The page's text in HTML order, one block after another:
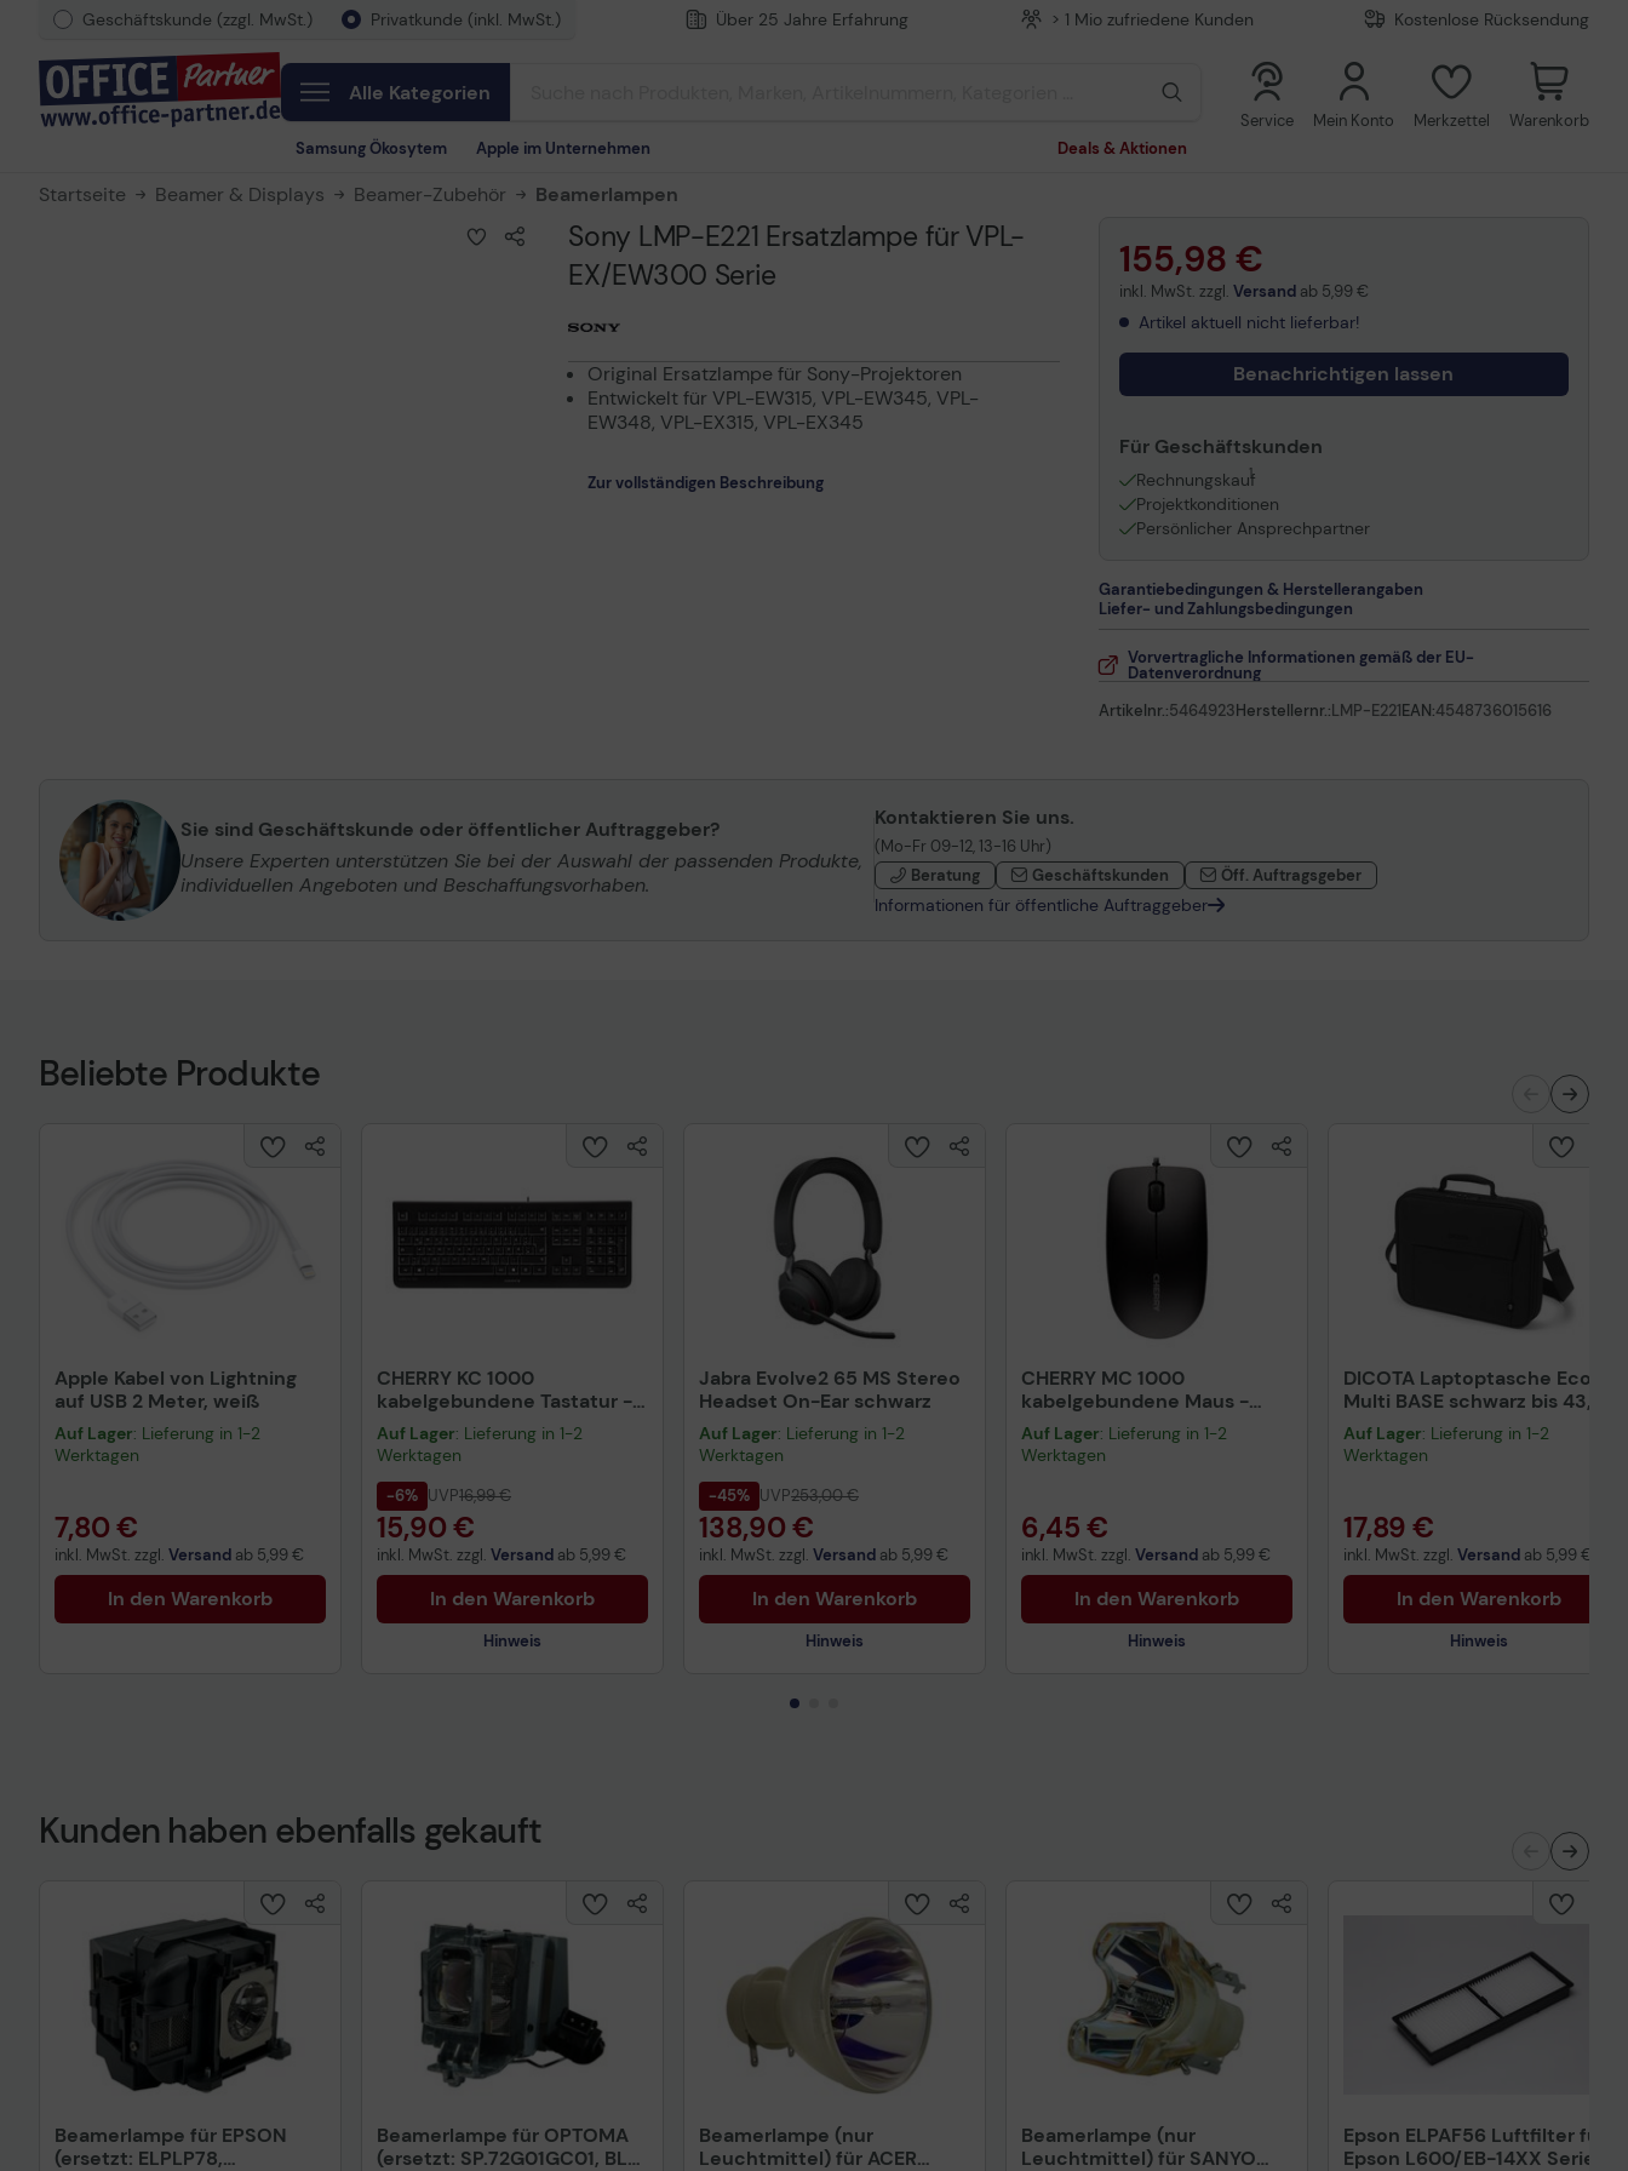
Geschäftskunde (zzgl. MwSt.) Privatkunde (inkl. MwSt.) Über 25 Jahre Erfahrung > 1 Mio zufriedene Kunden Kostenlose Rücksendung
Alle Kategorien
Samsung Ökosytem Apple im Unternehmen Deals & Aktionen
Service Mein Konto Merkzettel Warenkorb
Startseite Beamer & Displays Beamer-Zubehör Beamerlampen
Sony LMP-E221 Ersatzlampe für VPL-
EX/EW300 Serie
Original Ersatzlampe für Sony-Projektoren
Entwickelt für VPL-EW315, VPL-EW345, VPL-
EW348, VPL-EX315, VPL-EX345
Zur vollständigen Beschreibung
155,98 €
inkl. MwSt. zzgl. Versandab 5,99 €
Artikel aktuell nicht lieferbar!
Benachrichtigen lassen
Für Geschäftskunden
Rechnungskauf
1
Projektkonditionen
Persönlicher Ansprechpartner
Garantiebedingungen & Herstellerangaben
Liefer- und Zahlungsbedingungen
Vorvertragliche Informationen gemäß der EU-
Datenverordnung
Artikelnr.:5464923Herstellernr.:LMP-E221EAN:4548736015616
Sie sind Geschäftskunde oder öffentlicher Auftraggeber?
Unsere Experten unterstützen Sie bei der Auswahl der passenden Produkte,
individuellen Angeboten und Beschaffungsvorhaben.
Kontaktieren Sie uns.
(Mo-Fr 09-12, 13-16 Uhr)
Beratung
Geschäftskunden Öff. Auftragsgeber
Informationen für öffentliche Auftraggeber
Beliebte Produkte
Apple Kabel von Lightning
auf USB 2 Meter, weiß
Auf Lager: Lieferung in 1-2
Werktagen
7,80 €
inkl. MwSt. zzgl. Versand ab 5,99 €
In den Warenkorb
CHERRY KC 1000
kabelgebundene Tastatur -
QWERTZ DE - schwarz
Auf Lager: Lieferung in 1-2
Werktagen
-6% UVP16,99 €
15,90 €
inkl. MwSt. zzgl. Versand ab 5,99 €
In den Warenkorb
Hinweis
Technisches Produktdatenblatt
Jabra Evolve2 65 MS Stereo
Headset On-Ear schwarz
Auf Lager: Lieferung in 1-2
Werktagen
-45% UVP253,00 €
138,90 €
inkl. MwSt. zzgl. Versand ab 5,99 €
In den Warenkorb
Hinweis
CHERRY MC 1000
kabelgebundene Maus -
schwarz
Auf Lager: Lieferung in 1-2
Werktagen
6,45 €
inkl. MwSt. zzgl. Versand ab 5,99 €
In den Warenkorb
Hinweis
DICOTA Laptoptasche Eco
Multi BASE schwarz bis 43,9
cm (17,3 Zoll)
Auf Lager: Lieferung in 1-2
Werktagen
17,89 €
inkl. MwSt. zzgl. Versand ab 5,99 €
In den Warenkorb
Hinweis
Kunden haben ebenfalls gekauft
Beamerlampe für EPSON
(ersetzt: ELPLP78,
Beamerlampe für OPTOMA
(ersetzt: SP.72G01GC01, BL-
Beamerlampe (nur
Leuchtmittel) für ACER
Beamerlampe (nur
Leuchtmittel) für SANYO
Epson ELPAF56 Luftfilter für
Epson L600/EB-14XX Series